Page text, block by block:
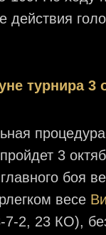
действия
турнира 3
3
боя
весе
7-2, 23 КО),